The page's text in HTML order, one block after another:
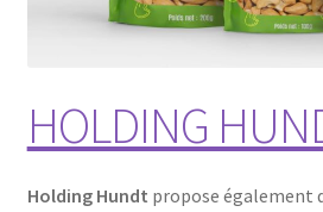
HOLDING
Holding Hundt propose également